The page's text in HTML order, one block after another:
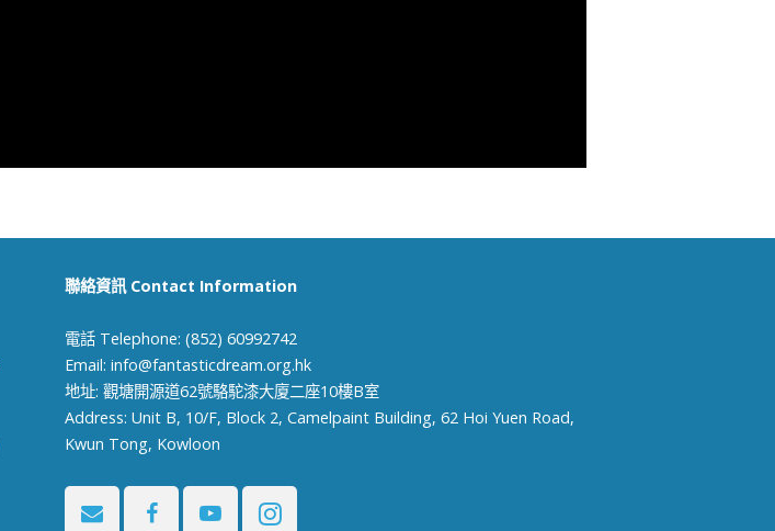
聯絡資訊 Contact Information
電話 Telephone: (852) 60992742
Email: info@fantasticdream.org.hk
地址: 觀塘開源道62號駱駝漆大廈二座10樓B室
Address: Unit B, 10/F, Block 2, Camelpaint Building, 62 Hoi Yuen Road,
Kwun Tong, Kowloon